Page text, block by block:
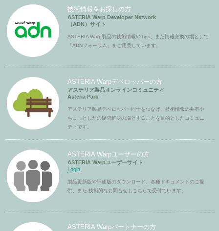
技術情報をお探しの方
ASTERIA Warp Developer Network
（ADN）サイト
ASTERIA Warp製品の技術情報やTips、また情報交換の場として
「ADNフォーラム」をご用意しています。
ASTERIA Warpデベロッパーの方
アステリア製品オンラインコミュニティ
Asteria Park
アステリア製品デベロッパー同士をつなげ、技術情報の共有や
ちょっとしたの疑問解決の場とすることを目的としたコミュニ
ティです。
ASTERIA Warpユーザーの方
ASTERIA Warpユーザーサイト
Login
製品更新版や評価版のダウンロード、各種ドキュメントのご提
供、また 技術的なお問合せもこちらで受付ています。
ASTERIA Warpパートナーの方